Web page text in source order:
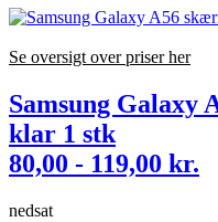
Se oversigt over priser her
Samsung Galaxy
klar 1 stk
80,00 - 119,00 kr.
nedsat